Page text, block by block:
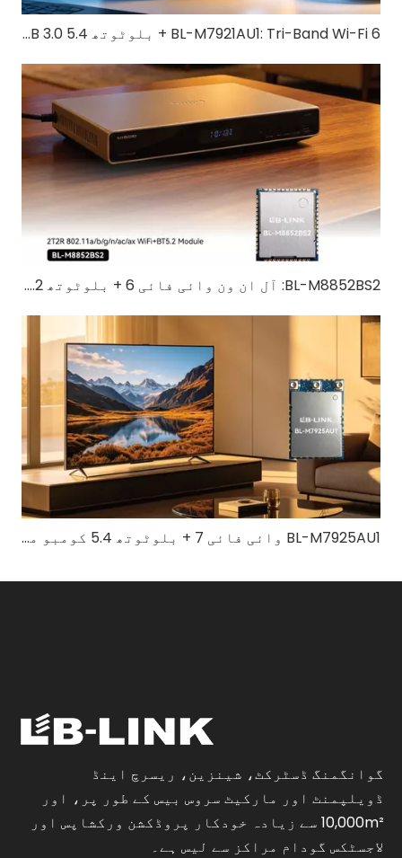
BL-M7921AU1: Tri-Band Wi-Fi 6 + بلوٹوتھ 5.4 USB 3.0 ماڈیول | IoT اور صنعتی آلات کے لیے تیز رفتار وائرلیس حل
BL-M8852BS2: آل ان ون وائی فائی 6 + بلوٹوتھ 5.2 وائرلیس حل
BL-M7925AU1 وائی فائی 7 + بلوٹوتھ 5.4 کومبو ماڈیول | تیز رفتار ٹرائی بینڈ وائرلیس حل
گوانگمنگ ڈسٹرکٹ، شینزین، ریسرچ اینڈ
ڈویلپمنٹ اور مارکیٹ سروس بیس کے طور پر، اور
10,000m² سے زیادہ خودکار پروڈکشن ورکشاپس اور
لاجسٹکس گودام مراکز سے لیس ہے۔